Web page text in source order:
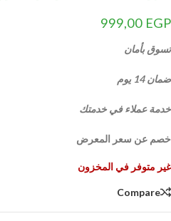
999,00 EGP
تسوق بأمان
ضمان 14 يوم
خدمة عملاء في خدمتك
خصم عن سعر المعرض
غير متوفر في المخزون
Compare